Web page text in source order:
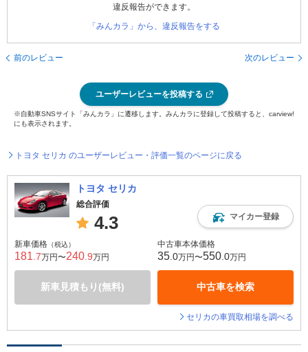
違反報告ができます。
「みんカラ」から、違反報告をする
前のレビュー 次のレビュー
ユーザーレビューを投稿する
※自動車SNSサイト「みんカラ」に遷移します。みんカラに登録して投稿すると、carview!
にも表示されます。
トヨタ セリカ のユーザーレビュー・評価一覧のページに戻る
トヨタ セリカ
総合評価
4.3 マイカー登録
新車価格 （税込）
181 .7万円〜240 .9万円
新車見積もり(無料)
中古車本体価格
35 .0万円〜550 .0万円
中古車を検索
セリカの車買取相場を調べる